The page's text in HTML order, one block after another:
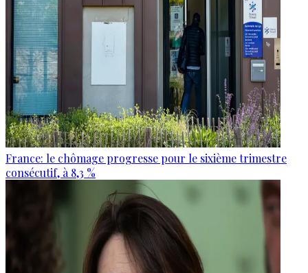
France: le chômage progresse pour le sixième trimestre
consécutif, à 8,3 %